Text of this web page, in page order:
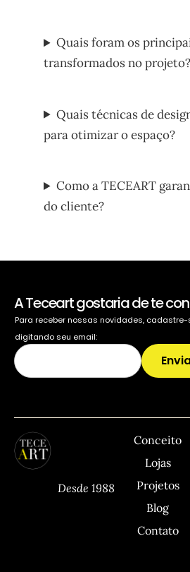
Quais foram os
transformados no projeto?
Quais técnicas de
para otimizar o espaço?
Como a TECEART
do cliente?
A Teceart gostaria de te
Para receber nossas novidades,
digitando seu email:
Desde 1988
Conceito
Lojas
Projetos
Blog
Contato